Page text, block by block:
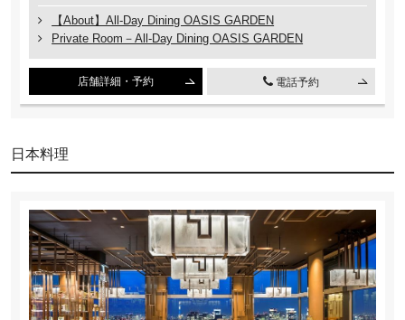
【About】All-Day Dining OASIS GARDEN
Private Room－All-Day Dining OASIS GARDEN
店舗詳細・予約 電話予約
日本料理